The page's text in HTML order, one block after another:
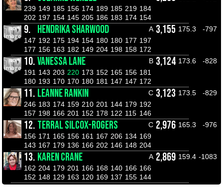
239 149 185 156 174 189 185 219 184
202 197 154 145 205 186 183 174 154
9. HENDRIKA SHARWOOD A 3,155 175.3
-797
147 192 175 194 154 180 180 177 197
177 156 163 182 149 204 198 158 172
10.VANESSA LANE B 3,124 173.6
-828
191 143 203 220 173 152 165 156 181
180 193 170 170 180 181 147 147 172
11. LEANNE RANKIN C 3,123 173.5
-829
246 183 174 159 210 201 144 179 192
157 198 166 201 152 178 122 115 146
12. TERRAL SILCOX-ROGERS C 2,976 165.3
-976
156 171 165 156 161 167 206 134 169
143 167 179 136 166 202 146 148 204
13. KAREN CRANE A 2,869 159.4 -1083
162 204 179 201 166 168 140 166 166
152 148 129 163 120 169 137 155 144